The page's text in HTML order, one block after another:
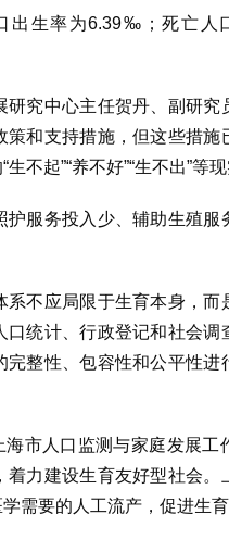
出生率为6.39‰；死亡人
究中心主任贺丹、 副研究
和支持措施，但这些措施
不起”“养不好”“生不出”等现
服务投入少、辅助生殖服
不应局限于生育本身，而
统计、行政登记和社会调
整性、包容性和公平性进
市人口监测与家庭发展工
力建设生育友好型社会。
需要的人工流产，促进生育